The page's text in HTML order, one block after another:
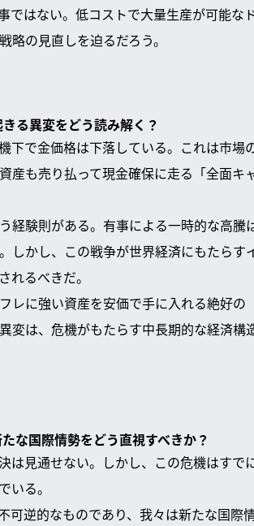
ではない。低コストで大量生産が可能な
の見直しを迫るだろう。
る異変をどう読み解く？
下で金価格は下落している。これは市場
産も売り払って現金確保に走る「全面キ
経験則がある。有事による一時的な高騰
しかし、この戦争が世界経済にもたらす
れるべきだ。
レに強い資産を安価で手に入れる絶好の
変は、危機がもたらす中長期的な経済構
な国際情勢をどう直視すべきか？
は見通せない。しかし、この危機はすで
いる。
可逆的なものであり、我々は新たな国際